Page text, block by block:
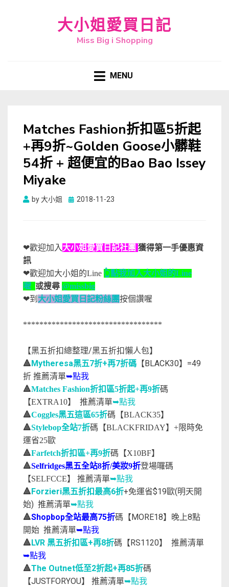
大小姐愛買日記
Miss Big i Shopping
MENU
Matches Fashion折扣區5折起
+再9折~Golden Goose小髒鞋
54折 + 超便宜的Bao Bao Issey
Miyake
by大小姐
Posted
2018-11-23
❤歡迎加入 大小姐愛買日記社團 獲得第一手優惠資
訊
❤歡迎加大小姐的Line 👆點我加入大小姐的Line
喔 或搜尋 @missbig
❤到 大小姐愛買日記粉絲團按個讚喔
**********************************
【黑五折扣總整理/黑五折扣懶人包】
🔺 Mytheresa黑五7折+再7折碼 【BLACK30】=49
折 推薦清單➥點我
🔺Matches Fashion折扣區5折起+再9折碼
【EXTRA10】
推薦清單➥點我
🔺Coggles黑五這區65折碼【BLACK35】
🔺Stylebop全站7折碼【BLACKFRIDAY】+限時免
運省25歐
🔺Farfetch折扣區+再9折碼 【X10BF】
🔺Selfridges黑五全站8折/美妝9折登場囉碼
【SELFCCE】 推薦清單➥點我
🔺 Forzieri黑五折扣最高6折+免運省$19歐(明天開
始) 推薦清單➥點我
🔺Shopbop全站最高75折碼【MORE18】晚上8點
開始 推薦清單➥點我
🔺 LVR 黑五折扣區+再8折碼【RS1120】 推薦清單
➥點我
🔺The Outnet低至2折起+再85折碼
【JUSTFORYOU】 推薦清單➥點我